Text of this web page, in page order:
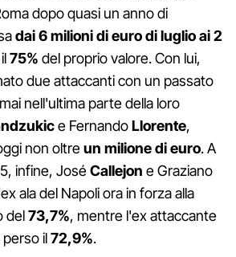
dopo quasi un anno di
dai 6 milioni di euro di luglio ai 2
75% del proprio valore. Con lui,
due attaccanti con un passato
nell'ultima parte della loro
e FernandoLlorente,
non oltreun milione di euro. A
infine, JoséCallejon e Graziano
ala del Napoli ora in forza alla
del73,7%, mentre l'ex attaccante
perso il72,9%.